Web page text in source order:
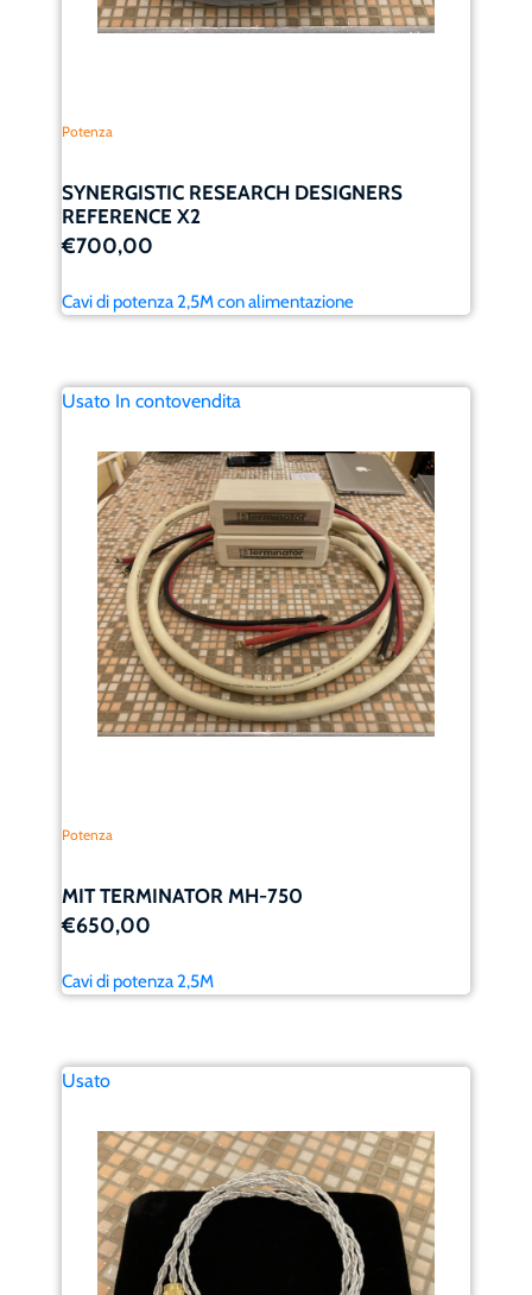
Potenza
SYNERGISTIC RESEARCH DESIGNERS
REFERENCE X2
€700,00
Cavi di potenza 2,5M con alimentazione
Usato In contovendita
Potenza
MIT TERMINATOR MH-750
€650,00
Cavi di potenza 2,5M
Usato